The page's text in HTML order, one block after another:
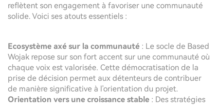
reflètent son engagement à favoriser une communauté
solide. Voici ses atouts essentiels :
Ecosystème axé sur la communauté : Le socle de Based
Wojak repose sur son fort accent sur une communauté où
chaque voix est valorisée. Cette démocratisation de la
prise de décision permet aux détenteurs de contribuer
de manière significative à l'orientation du projet.
Orientation vers une croissance stable : Des stratégies